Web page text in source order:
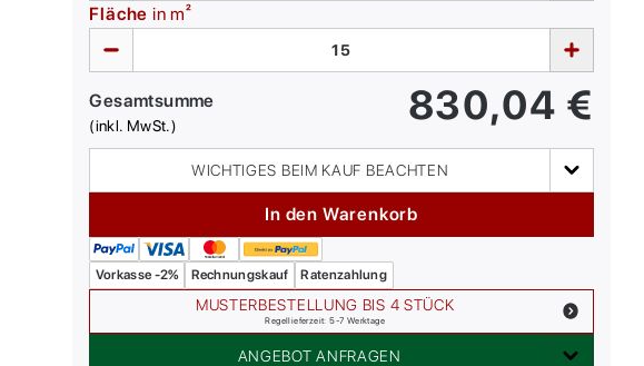
Fläche in m²
Gesamtsumme
(inkl. MwSt.) 830,04 €
WICHTIGES BEIM KAUF BEACHTEN
In den Warenkorb
Vorkasse -2% Rechnungskauf Ratenzahlung
MUSTERBESTELLUNG BIS 4 STÜCK
Regellieferzeit: 5-7 Werktage
ANGEBOT ANFRAGEN